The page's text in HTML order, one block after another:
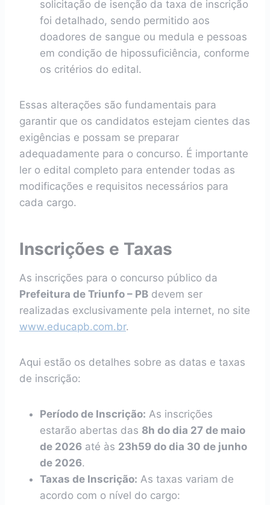
solicitação de isenção da taxa de inscrição
foi detalhado, sendo permitido aos
doadores de sangue ou medula e pessoas
em condição de hipossuficiência, conforme
os critérios do edital.
Essas alterações são fundamentais para
garantir que os candidatos estejam cientes das
exigências e possam se preparar
adequadamente para o concurso. É importante
ler o edital completo para entender todas as
modificações e requisitos necessários para
cada cargo.
Inscrições e Taxas
As inscrições para o concurso público da
Prefeitura de Triunfo – PB devem ser
realizadas exclusivamente pela internet, no site
www.educapb.com.br.
Aqui estão os detalhes sobre as datas e taxas
de inscrição:
Período de Inscrição: As inscrições
estarão abertas das 8h do dia 27 de maio
de 2026 até às 23h59 do dia 30 de junho
de 2026.
Taxas de Inscrição: As taxas variam de
acordo com o nível do cargo: